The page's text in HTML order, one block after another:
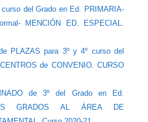
del Grado en Ed. PRIMARIA-
MENCIÓN ED. ESPECIAL.
PLAZAS para 3º y 4º curso del
de CONVENIO. CURSO
de 3º del Grado en Ed.
GRADOS AL ÁREA DE